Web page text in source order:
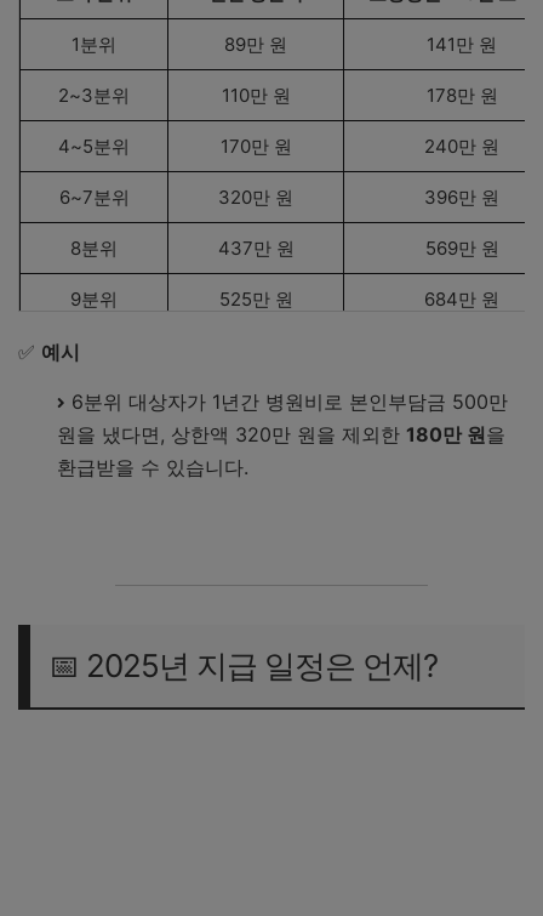
1분위 89만 원 141만 원
2~3분위 110만 원 178만 원
4~5분위 170만 원 240만 원
6~7분위 320만 원 396만 원
8분위 437만 원 569만 원
9분위 525만 원 684만 원
10분위
✅ 예시
6분위 대상자가 1년간 병원비로 본인부담금 500만
원을 냈다면, 상한액 320만 원을 제외한 180만 원을
환급받을 수 있습니다.
📅 2025년 지급 일정은 언제?